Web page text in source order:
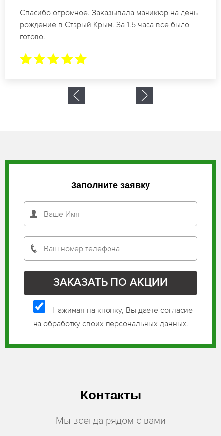
Идеальные специалисты своего дела по
маникюру в Старый Крым. Замечательный
результат. Буду обращаться еще.
Заполните заявку
Нажимая на кнопку, Вы даете согласие
на обработку своих персональных данных.
Контакты
Мы всегда рядом с вами